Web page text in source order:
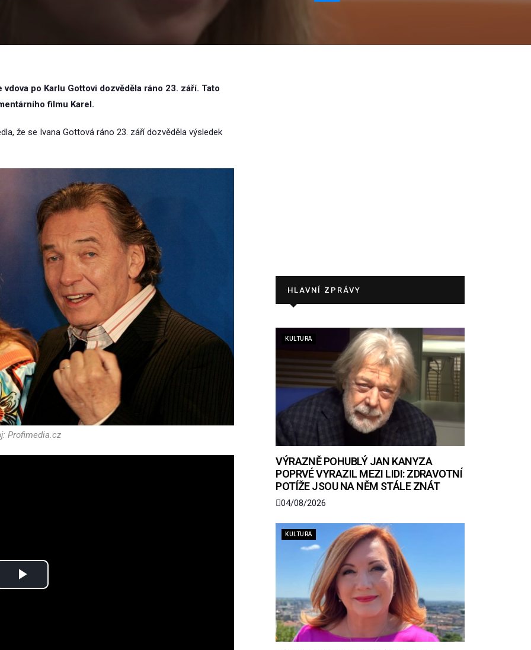
po Karlu Gottovi dozvěděla ráno 23. září. Tato
filmu Karel.
že se Ivana Gottová ráno 23. září dozvěděla výsledek
Profimedia.cz
Play
HLAVNÍ ZPRÁVY
KULTURA
VÝRAZNĚ POHUBLÝ JAN KANYZA
POPRVÉ VYRAZIL MEZI LIDI: ZDRAVOTNÍ
POTÍŽE JSOU NA NĚM STÁLE ZNÁT
04/08/2026
KULTURA